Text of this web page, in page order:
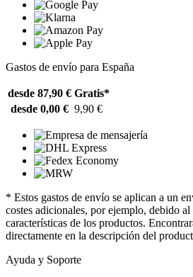
Gastos de envío para España
desde 87,90 € Gratis*
desde 0,00 € 9,90 €
* Estos gastos de envío se aplican a un
costes adicionales, por ejemplo, debido al
características de los productos.
directamente en la descripción del
Ayuda y Soporte